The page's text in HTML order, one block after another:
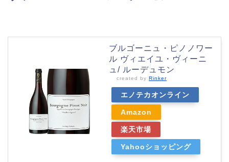
ブルゴーニュ・ピノノワー
ル ヴィエイユ・ヴィーニ
ュ/ ルーデュモン
created by Rinker
エノテカオンライン
Amazon
楽天市場
Yahooショッピング